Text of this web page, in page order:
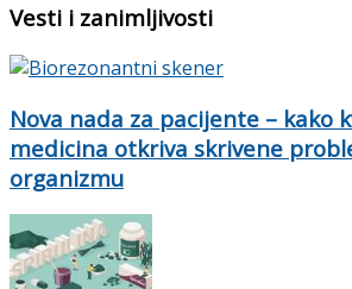
Vesti i zanimljivosti
Nova nada za pacijente – kako
medicina otkriva skrivene
organizmu